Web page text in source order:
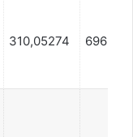
310,05274 696647